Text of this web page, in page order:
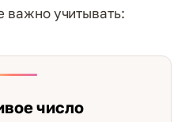
важно учитывать:
число